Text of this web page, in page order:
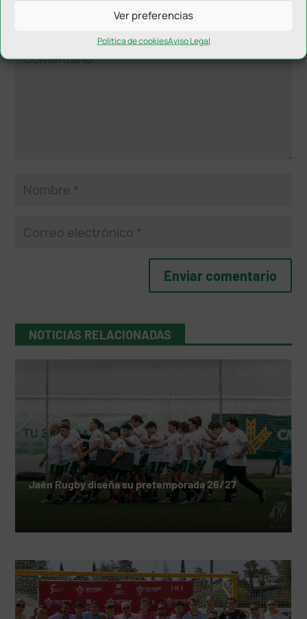
Ver preferencias
Política de cookiesAviso Legal
Tu dirección de correo electrónico no será publicada.
campos obligatorios están marcados con
NOTICIAS RELACIONADAS
Jaén Rugby diseña su pretemporada 26/27